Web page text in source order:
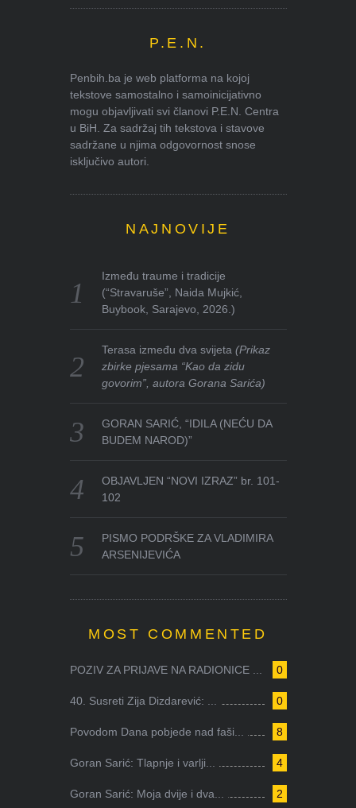
P.E.N.
Penbih.ba je web platforma na kojoj
tekstove samostalno i samoinicijativno
mogu objavljivati svi članovi P.E.N. Centra
u BiH. Za sadržaj tih tekstova i stavove
sadržane u njima odgovornost snose
isključivo autori.
NAJNOVIJE
Između traume i tradicije
(“Stravaruše”, Naida Mujkić,
Buybook, Sarajevo, 2026.)
Terasa između dva svijeta(Prikaz
zbirke pjesama “Kao da zidu
govorim”, autora Gorana Sarića)
GORAN SARIĆ, “IDILA (NEĆU DA
BUDEM NAROD)”
OBJAVLJEN “NOVI IZRAZ” br. 101-
102
PISMO PODRŠKE ZA VLADIMIRA
ARSENIJEVIĆA
MOST COMMENTED
0
POZIV ZA PRIJAVE NA RADIONICE ...
0
40. Susreti Zija Dizdarević: ...
8
Povodom Dana pobjede nad faši...
4
Goran Sarić: Tlapnje i varlji...
2
Goran Sarić: Moja dvije i dva...